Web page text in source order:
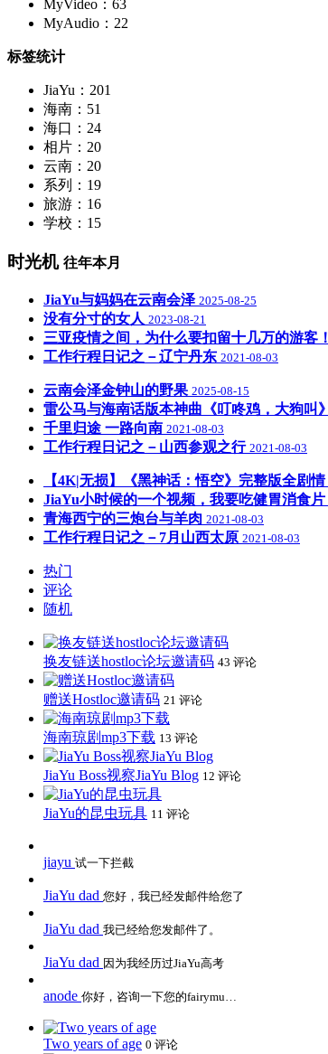
MyVideo：63
MyAudio：22
标签统计
JiaYu：201
海南：51
海口：24
相片：20
云南：20
系列：19
旅游：16
学校：15
时光机 往年本月
JiaYu与妈妈在云南会泽 2025-08-25
没有分寸的女人 2023-08-21
三亚疫情之间，为什么要扣留十几万的游客！
工作行程日记之－辽宁丹东 2021-08-03
云南会泽金钟山的野果 2025-08-15
雷公马与海南话版本神曲《叮咚鸡，大狗叫》
千里归途 一路向南 2021-08-03
工作行程日记之－山西参观之行 2021-08-03
【4K|无损】《黑神话：悟空》完整版全剧情
JiaYu小时候的一个视频，我要吃健胃消食片
青海西宁的三炮台与羊肉 2021-08-03
工作行程日记之－7月山西太原 2021-08-03
热门
评论
随机
换友链送hostloc论坛邀请码 43 评论
赠送Hostloc邀请码 21 评论
海南琼剧mp3下载 13 评论
JiaYu Boss视察JiaYu Blog 12 评论
JiaYu的昆虫玩具 11 评论
jiayu 试一下拦截
JiaYu dad 您好，我已经发邮件给您了
JiaYu dad 我已经给您发邮件了。
JiaYu dad 因为我经历过JiaYu高考
anode 你好，咨询一下您的fairymu…
Two years of age 0 评论